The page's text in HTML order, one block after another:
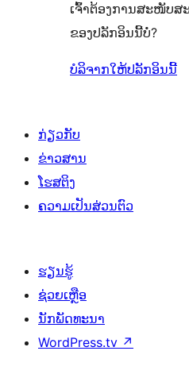
ເຈົ້າຕ້ອງການສະໜັບ
ຂອງປລັກອິນນີ້ບໍ່?
ບໍລິຈາກໃຫ້ປລັກອິນນີ້
ກ່ຽວກັບ
ຂ່າວສານ
ໂຮສຕິງ
ຄວາມເປັນສ່ວນຕົວ
ຮຽນຮູ້
ຊ່ວຍເຫຼືອ
ນັກພັດທະນາ
WordPress.tv ↗